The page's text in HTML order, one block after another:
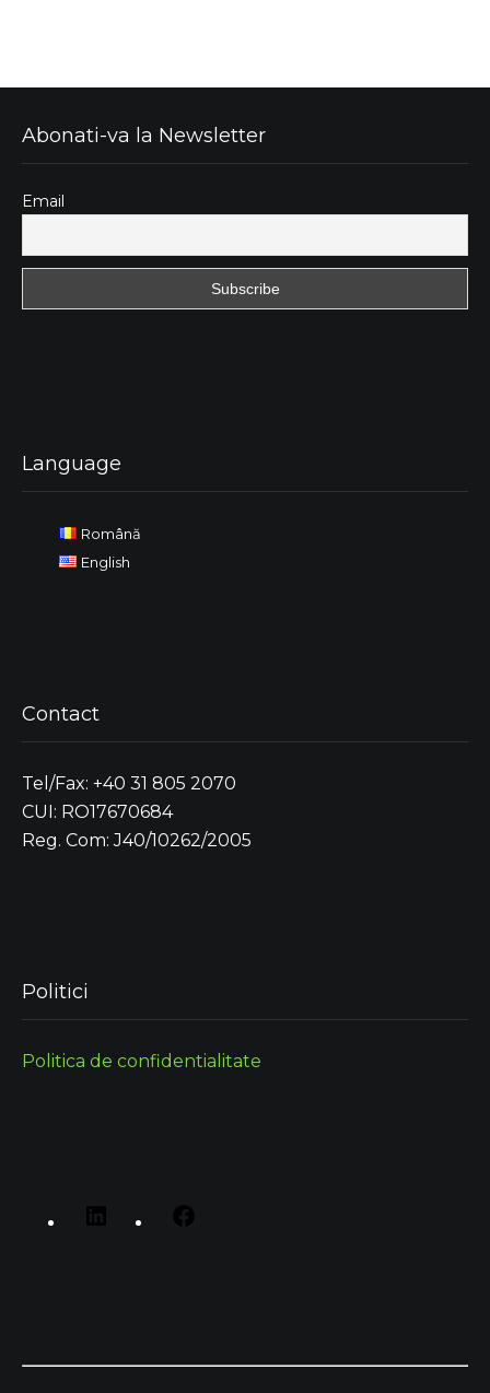
Abonati-va la Newsletter
Email
Language
Română
English
Contact
Tel/Fax: +40 31 805 2070
CUI: RO17670684
Reg. Com: J40/10262/2005
Politici
Politica de confidentialitate